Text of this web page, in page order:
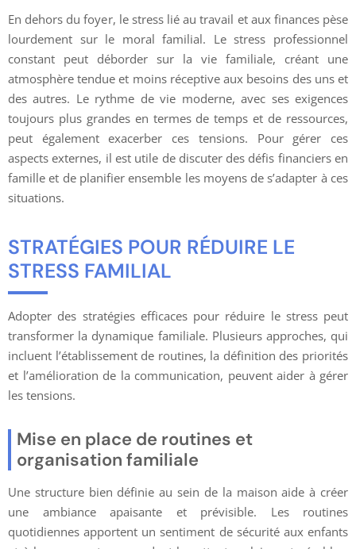
En dehors du foyer, le stress lié au travail et aux finances pèse
lourdement sur le moral familial. Le stress professionnel
constant peut déborder sur la vie familiale, créant une
atmosphère tendue et moins réceptive aux besoins des uns et
des autres. Le rythme de vie moderne, avec ses exigences
toujours plus grandes en termes de temps et de ressources,
peut également exacerber ces tensions. Pour gérer ces
aspects externes, il est utile de discuter des défis financiers en
famille et de planifier ensemble les moyens de s’adapter à ces
situations.
STRATÉGIES POUR RÉDUIRE LE
STRESS FAMILIAL
Adopter des stratégies efficaces pour réduire le stress peut
transformer la dynamique familiale. Plusieurs approches, qui
incluent l’établissement de routines, la définition des priorités
et l’amélioration de la communication, peuvent aider à gérer
les tensions.
Mise en place de routines et
organisation familiale
Une structure bien définie au sein de la maison aide à créer
une ambiance apaisante et prévisible. Les routines
quotidiennes apportent un sentiment de sécurité aux enfants